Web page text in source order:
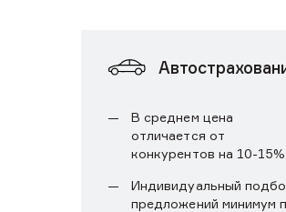
В среднем цена
отличается от
конкурентов на 10-15%
Индивидуальный
предложений минимум